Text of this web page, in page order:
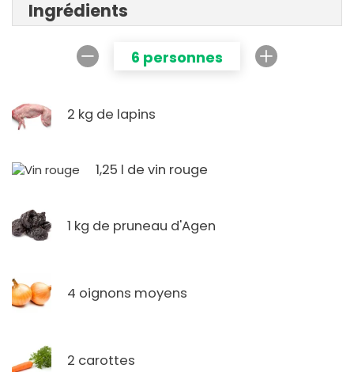
Ingrédients
6 personnes
2 kg de lapins
1,25 l de vin rouge
1 kg de pruneau d'Agen
4 oignons moyens
2 carottes